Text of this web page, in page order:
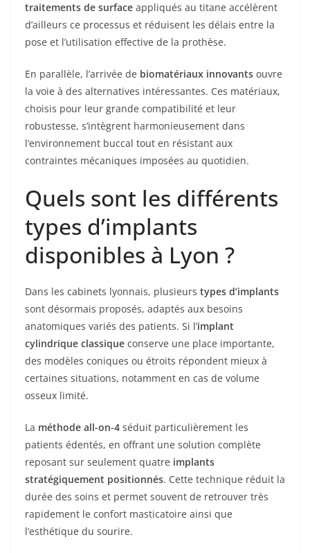
traitements de surface appliqués au titane accélèrent
d’ailleurs ce processus et réduisent les délais entre la
pose et l’utilisation effective de la prothèse.
En parallèle, l’arrivée de biomatériaux innovants ouvre
la voie à des alternatives intéressantes. Ces matériaux,
choisis pour leur grande compatibilité et leur
robustesse, s’intègrent harmonieusement dans
l’environnement buccal tout en résistant aux
contraintes mécaniques imposées au quotidien.
Quels sont les différents
types d’implants
disponibles à Lyon ?
Dans les cabinets lyonnais, plusieurs types d’implants
sont désormais proposés, adaptés aux besoins
anatomiques variés des patients. Si l’implant
cylindrique classique conserve une place importante,
des modèles coniques ou étroits répondent mieux à
certaines situations, notamment en cas de volume
osseux limité.
La méthode all-on-4 séduit particulièrement les
patients édentés, en offrant une solution complète
reposant sur seulement quatre implants
stratégiquement positionnés. Cette technique réduit la
durée des soins et permet souvent de retrouver très
rapidement le confort masticatoire ainsi que
l’esthétique du sourire.